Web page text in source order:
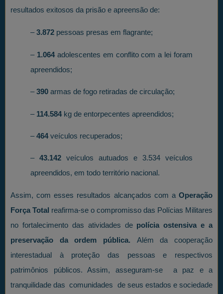
resultados exitosos da prisão e apreensão de:
–3.872 pessoas presas em flagrante;
– 1.064adolescentes em conflito com a lei foram
apreendidos;
–390 armas de fogo retiradas de circulação;
– 114.584kg de entorpecentes apreendidos;
–464veículos recuperados;
– 43.142 veículos autuados e 3.534 veículos
apreendidos, em todo território nacional.
Assim, com esses resultados alcançados com a Operação
Força Total reafirma-se o compromisso das Polícias Militares
no fortalecimento das atividades de polícia ostensiva e a
preservação da ordem pública. Além da cooperação
interestadual à proteção das pessoas e respectivos
patrimônios públicos. Assim, asseguram-se a paz e a
tranquilidade das comunidades de seus estados e sociedade